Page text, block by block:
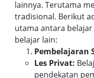
lainnya. Terutama
tradisional. Berikut
utama antara
belajar lain:
Pembelajaran
Les Privat:
pendekatan